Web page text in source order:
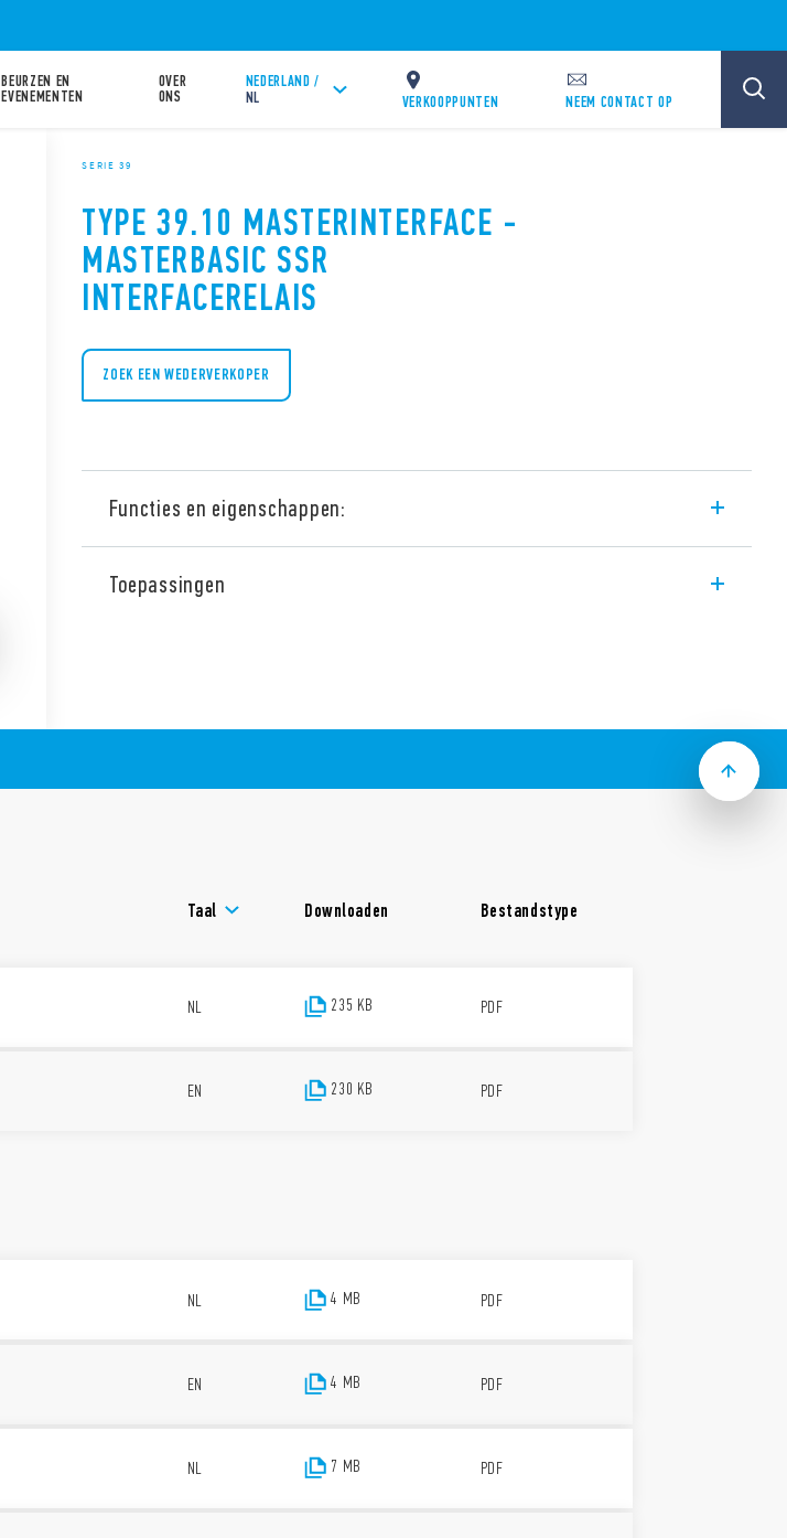
BEURZEN EN
EVENEMENTEN
OVER
ONS
NEDERLAND /
NL
VERKOOPPUNTEN NEEM CONTACT OP
SERIE 39
TYPE 39.10 MASTERINTERFACE -
MASTERBASIC SSR
INTERFACERELAIS
ZOEK EEN WEDERVERKOPER
Functies en eigenschappen:
6,2 mm, solid state relais 0,1, 2 of 6 A met ingangscircuit van 6 tot 24 V
DC, 125 V AC/DC, 230 V AC. Schroefaansluiting.
UL keurmerk (relais/aansluitvoet/doorverbindstrip)
Toepassingen
Taal Downloaden Bestandstype
NL 235 KB PDF
EN 230 KB PDF
NL 4 MB PDF
EN 4 MB PDF
NL 7 MB PDF